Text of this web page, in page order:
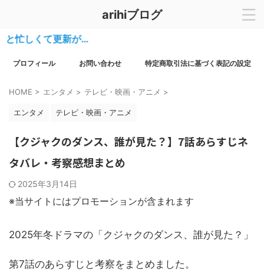
arihiブログ
て更新が…
プロフィール お問い合わせ 特定商取引法に基づく表記の設定
HOME > エンタメ > テレビ・映画・アニメ >
エンタメ テレビ・映画・アニメ
【クジャクのダンス、誰が見た？】7話あらすじネ
タバレ・考察感想まとめ
2025年3月14日
※当サイトにはプロモーションが含まれます
2025年冬ドラマの「クジャクのダンス、誰が見た？」
第7話のあらすじと考察をまとめました。